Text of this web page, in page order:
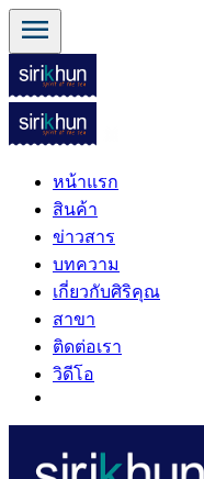
menu
หน้าแรก
สินค้า
ข่าวสาร
บทความ
เกี่ยวกับศิริคุณ
สาขา
ติดต่อเรา
วิดีโอ